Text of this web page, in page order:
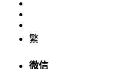
繁
微信